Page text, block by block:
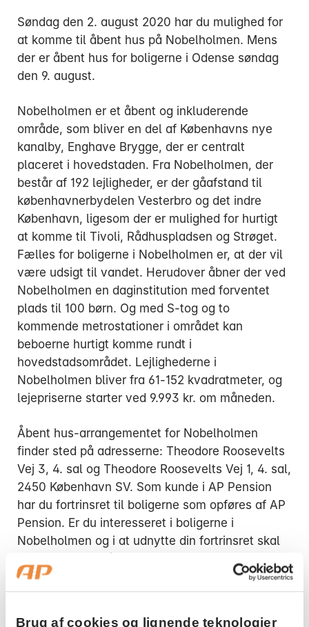
Brug af cookies og lignende teknologier
Søndag den 2. august 2020 har du mulighed for
at komme til åbent hus på Nobelholmen. Mens
der er åbent hus for boligerne i Odense søndag
den 9. august.
Nobelholmen er et åbent og inkluderende
område, som bliver en del af Københavns nye
kanalby, Enghave Brygge, der er centralt
placeret i hovedstaden. Fra Nobelholmen, der
består af 192 lejligheder, er der gåafstand til
københavnerbydelen Vesterbro og det indre
København, ligesom der er mulighed for hurtigt
at komme til Tivoli, Rådhuspladsen og Strøget.
Fælles for boligerne i Nobelholmen er, at der vil
være udsigt til vandet. Herudover åbner der ved
Nobelholmen en daginstitution med forventet
plads til 100 børn. Og med S-tog og to
kommende metrostationer i området kan
beboerne hurtigt komme rundt i
hovedstadsområdet. Lejlighederne i
Nobelholmen bliver fra 61-152 kvadratmeter, og
lejepriserne starter ved 9.993 kr. om måneden.
Åbent hus-arrangementet for Nobelholmen
finder sted på adresserne: Theodore Roosevelts
Vej 3, 4. sal og Theodore Roosevelts Vej 1, 4. sal,
2450 København SV. Som kunde i AP Pension
har du fortrinsret til boligerne som opføres af AP
Pension. Er du interesseret i boligerne i
Nobelholmen og i at udnytte din fortrinsret skal
eller 7. august i tidsrummet 12.30-13.30.